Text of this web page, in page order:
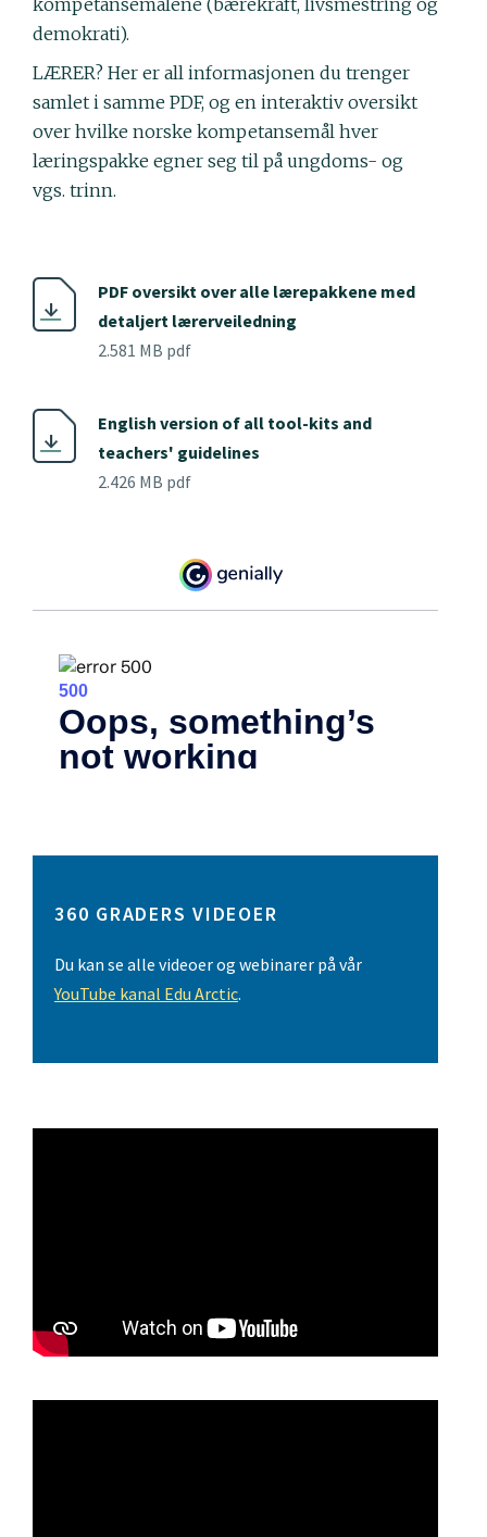
demokrati).
LÆRER? Her er all informasjonen du trenger
samlet i samme PDF, og en interaktiv oversikt
over hvilke norske kompetansemål hver
læringspakke egner seg til på ungdoms- og
vgs. trinn.
PDF oversikt over alle lærepakkene med
detaljert lærerveiledning
2.581 MB pdf
English version of all tool-kits and
teachers' guidelines
2.426 MB pdf
360 GRADERS VIDEOER
Du kan se alle videoer og webinarer på vår
YouTube kanal Edu Arctic.